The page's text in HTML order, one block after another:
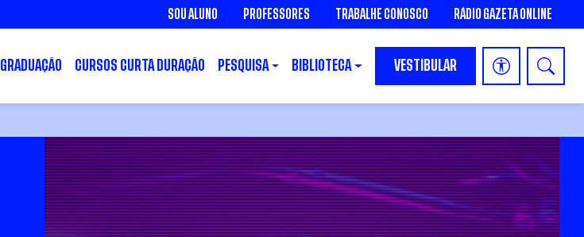
SOU ALUNO PROFESSORES TRABALHE CONOSCO RÁDIO GAZETA ONLINE
CURSOS CURTA DURAÇÃO PESQUISA BIBLIOTECA VESTIBULAR